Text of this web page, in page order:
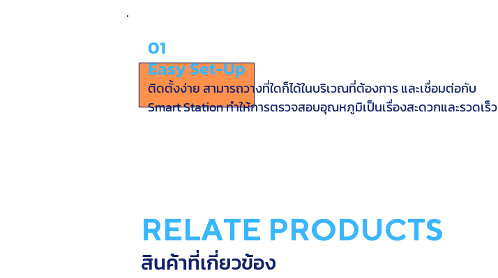
01
Easy Set-Up
ติดตั้งง่าย สามารถวางที่ใดก็ได้ในบริเวณที่ต้องการ และเชื่อมต่อกับ
Smart Station ทำให้การตรวจสอบอุณหภูมิเป็นเรื่องสะดวกและรวดเร็ว
RELATE PRODUCTS
สินค้าที่เกี่ยวข้อง